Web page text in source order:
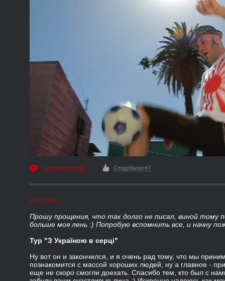
Прокоментувати Сподобалося?
18.02.2010
Прошу прощения, что так долго не писал, виной тому
больше моя лень :) Попробую вспомнить все, и начну
Тур "З Україною в серці"
Ну вот он и закончился, и я очень рад тому, что мы
познакомится с массой хороших людей, ну а главное -
еще не скоро смогли доехать. Спасибо тем, кто был с